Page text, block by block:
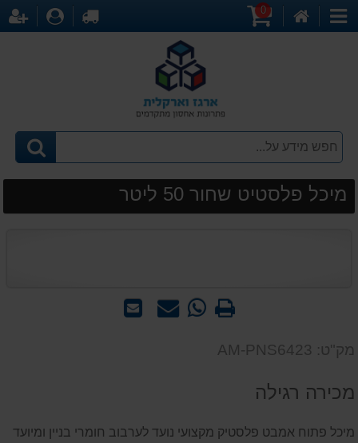
קטגוריות
0
לקופה
מיכל פלסטיט שחור 50 ליטר
שלח
שאל WhatsApp
אותנו
מק"ט: AM-PNS6423
מכירה רגילה
מיכל פתוח אמבט פלסטיק מקצועי נועד לערבוב חומרי בניין ומיועד